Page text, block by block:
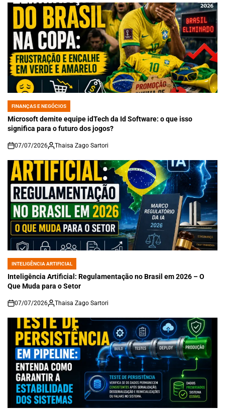
POSTED
IN
FINANÇAS E NEGÓCIOS
Microsoft demite equipe idTech da Id Software: o que isso
significa para o futuro dos jogos?
on
07/07/2026 Thaisa Zago Sartori
POSTED
IN
INTELIGÊNCIA ARTIFICIAL
Inteligência Artificial: Regulamentação no Brasil em 2026 – O
Que Muda para o Setor
on
07/07/2026 Thaisa Zago Sartori